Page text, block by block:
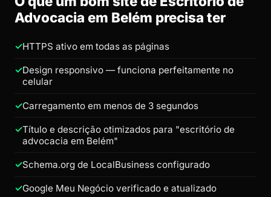
Advocacia em Belém precisa ter
HTTPS ativo em todas as páginas
Design responsivo — funciona perfeitamente no
celular
Carregamento em menos de 3 segundos
Título e descrição otimizados para "escritório de
advocacia em Belém"
Schema.org de LocalBusiness configurado
Google Meu Negócio verificado e atualizado